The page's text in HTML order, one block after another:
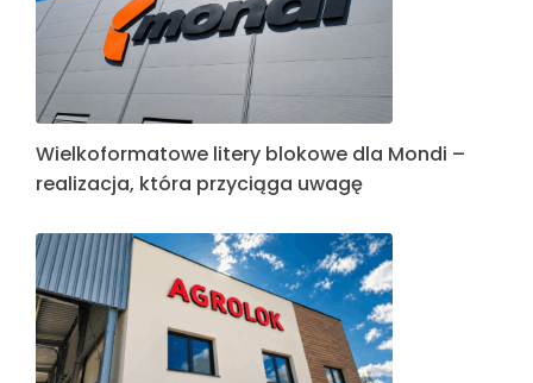
Wielkoformatowe litery blokowe dla Mondi –
realizacja, która przyciąga uwagę